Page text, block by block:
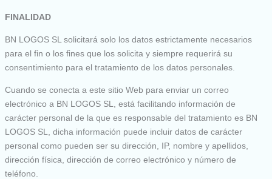
FINALIDAD
BN LOGOS SL solicitará solo los datos estrictamente necesarios
para el fin o los fines que los solicita y siempre requerirá su
consentimiento para el tratamiento de los datos personales.
Cuando se conecta a este sitio Web para enviar un correo
electrónico a BN LOGOS SL, está facilitando información de
carácter personal de la que es responsable del tratamiento es BN
LOGOS SL, dicha información puede incluir datos de carácter
personal como pueden ser su dirección, IP, nombre y apellidos,
dirección física, dirección de correo electrónico y número de
teléfono.